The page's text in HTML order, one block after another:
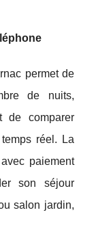
permet de
de nuits,
de comparer
réel. La
paiement
son séjour
salon jardin,